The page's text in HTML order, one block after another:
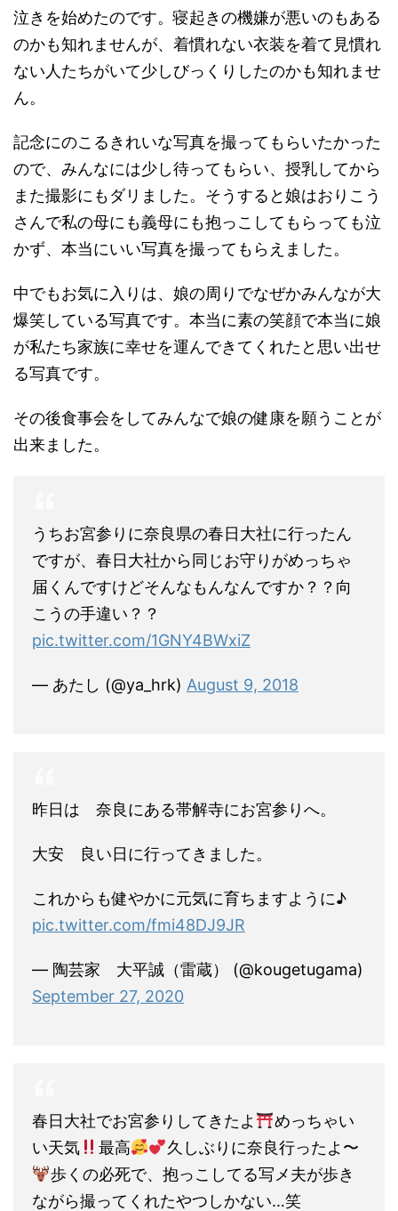
泣きを始めたのです。寝起きの機嫌が悪いのもある
のかも知れませんが、着慣れない衣装を着て見慣れ
ない人たちがいて少しびっくりしたのかも知れませ
ん。
記念にのこるきれいな写真を撮ってもらいたかった
ので、みんなには少し待ってもらい、授乳してから
また撮影にもダリました。そうすると娘はおりこう
さんで私の母にも義母にも抱っこしてもらっても泣
かず、本当にいい写真を撮ってもらえました。
中でもお気に入りは、娘の周りでなぜかみんなが大
爆笑している写真です。本当に素の笑顔で本当に娘
が私たち家族に幸せを運んできてくれたと思い出せ
る写真です。
その後食事会をしてみんなで娘の健康を願うことが
出来ました。
うちお宮参りに奈良県の春日大社に行ったん
ですが、春日大社から同じお守りがめっちゃ
届くんですけどそんなもんなんですか？？向
こうの手違い？？
pic.twitter.com/1GNY4BWxiZ
— あたし (@ya_hrk) August 9, 2018
昨日は 奈良にある帯解寺にお宮参りへ。
大安 良い日に行ってきました。
これからも健やかに元気に育ちますように♪
pic.twitter.com/fmi48DJ9JR
— 陶芸家 大平誠（雷蔵） (@kougetugama)
September 27, 2020
春日大社でお宮参りしてきたよ
めっちゃい
い天気
最高
久しぶりに奈良行ったよ〜
歩くの必死で、抱っこしてる写メ夫が歩き
ながら撮ってくれたやつしかない…笑